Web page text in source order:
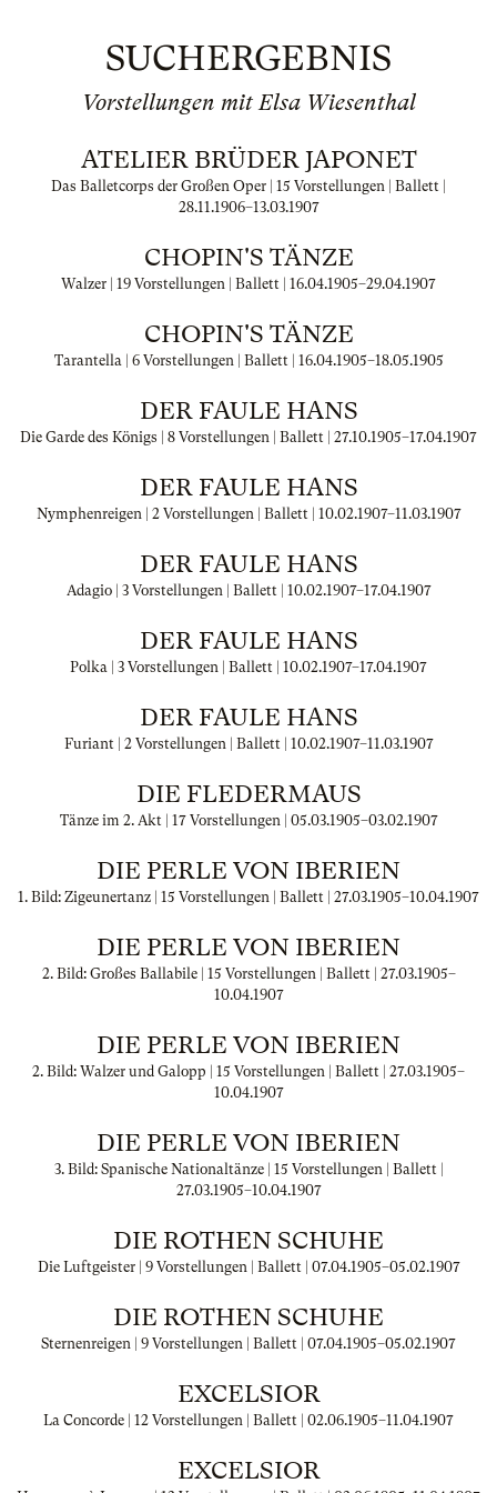
SUCHERGEBNIS
Vorstellungen mit Elsa Wiesenthal
ATELIER BRÜDER JAPONET
Das Balletcorps der Großen Oper | 15 Vorstellungen | Ballett |
28.11.1906–13.03.1907
CHOPIN'S TÄNZE
Walzer | 19 Vorstellungen | Ballett | 16.04.1905–29.04.1907
CHOPIN'S TÄNZE
Tarantella | 6 Vorstellungen | Ballett | 16.04.1905–18.05.1905
DER FAULE HANS
Die Garde des Königs | 8 Vorstellungen | Ballett | 27.10.1905–17.04.1907
DER FAULE HANS
Nymphenreigen | 2 Vorstellungen | Ballett | 10.02.1907–11.03.1907
DER FAULE HANS
Adagio | 3 Vorstellungen | Ballett | 10.02.1907–17.04.1907
DER FAULE HANS
Polka | 3 Vorstellungen | Ballett | 10.02.1907–17.04.1907
DER FAULE HANS
Furiant | 2 Vorstellungen | Ballett | 10.02.1907–11.03.1907
DIE FLEDERMAUS
Tänze im 2. Akt | 17 Vorstellungen | 05.03.1905–03.02.1907
DIE PERLE VON IBERIEN
1. Bild: Zigeunertanz | 15 Vorstellungen | Ballett | 27.03.1905–10.04.1907
DIE PERLE VON IBERIEN
2. Bild: Großes Ballabile | 15 Vorstellungen | Ballett | 27.03.1905–
10.04.1907
DIE PERLE VON IBERIEN
2. Bild: Walzer und Galopp | 15 Vorstellungen | Ballett | 27.03.1905–
10.04.1907
DIE PERLE VON IBERIEN
3. Bild: Spanische Nationaltänze | 15 Vorstellungen | Ballett |
27.03.1905–10.04.1907
DIE ROTHEN SCHUHE
Die Luftgeister | 9 Vorstellungen | Ballett | 07.04.1905–05.02.1907
DIE ROTHEN SCHUHE
Sternenreigen | 9 Vorstellungen | Ballett | 07.04.1905–05.02.1907
EXCELSIOR
La Concorde | 12 Vorstellungen | Ballett | 02.06.1905–11.04.1907
EXCELSIOR